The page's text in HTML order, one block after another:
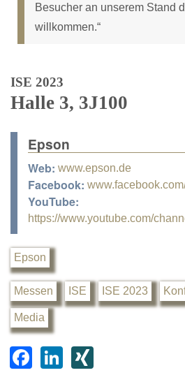
Besucher an unserem Stand
willkommen.“
ISE 2023
Halle 3, 3J100
Epson
Web: www.epson.de
Facebook:
YouTube:
https://www.youtube.com/
Epson
Messen ISE ISE 2023
Media
F
Li